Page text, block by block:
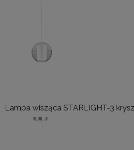
Lampa wisząca STARLIGHT-3